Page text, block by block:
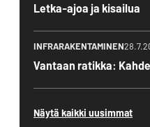
Letka-ajoa ja kisailua
INFRARAKENTAMINEN
Vantaan ratikka:
Näytä kaikki uusimmat